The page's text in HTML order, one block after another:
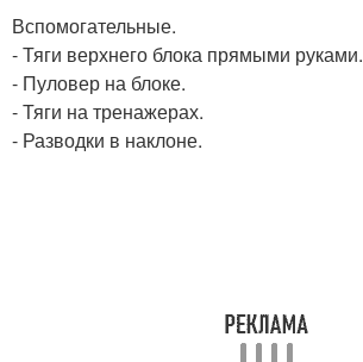
Вспомогательные.
- Тяги верхнего блока прямыми руками.
- Пуловер на блоке.
- Тяги на тренажерах.
- Разводки в наклоне.